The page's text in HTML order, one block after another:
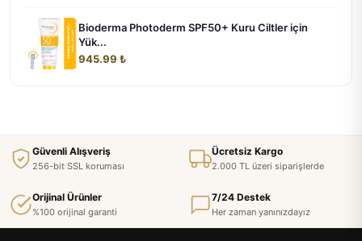
Bioderma Photoderm SPF50+ Kuru Ciltler için
Yük...
945.99 ₺
Güvenli Alışveriş
256-bit SSL koruması
Ücretsiz Kargo
2.000 TL üzeri siparişlerde
Orijinal Ürünler
%100 orijinal garanti
7/24 Destek
Her zaman yanınızdayız